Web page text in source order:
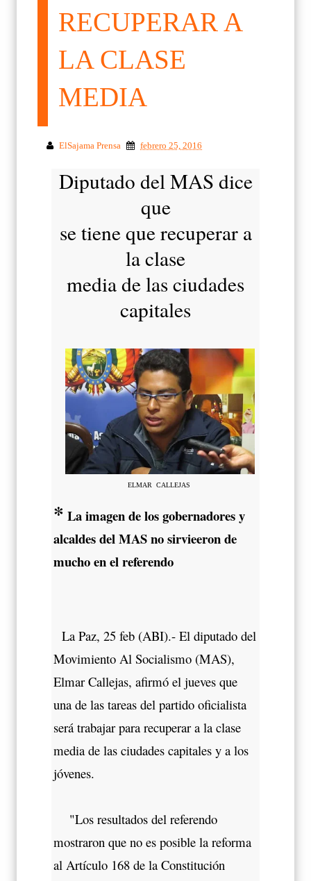
RECUPERAR A
LA CLASE
MEDIA
ElSajama Prensa febrero 25, 2016
Diputado del MAS dice
que
se tiene que recuperar a
la clase
media de las ciudades
capitales
ELMAR CALLEJAS
* La imagen de los gobernadores y
alcaldes del MAS no sirvieeron de
mucho en el referendo
La Paz, 25 feb (ABI).- El diputado del
Movimiento Al Socialismo (MAS),
Elmar Callejas, afirmó el jueves que
una de las tareas del partido oficialista
será trabajar para recuperar a la clase
media de las ciudades capitales y a los
jóvenes.
"Los resultados del referendo
mostraron que no es posible la reforma
al Artículo 168 de la Constitución